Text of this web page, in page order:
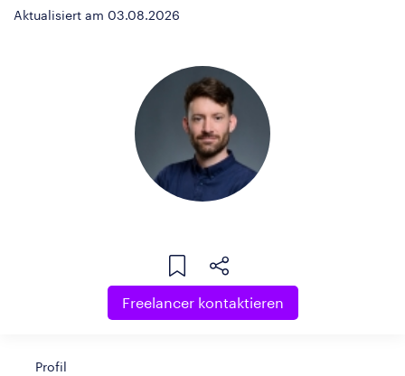
Aktualisiert am 03.08.2026
Freelancer kontaktieren
Profil